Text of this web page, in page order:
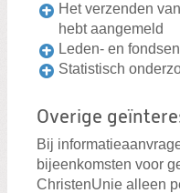
Het verzenden
hebt aangemeld
Leden- en
Statistisch
Overige
Bij
bijeenkomsten voor
ChristenUnie alleen